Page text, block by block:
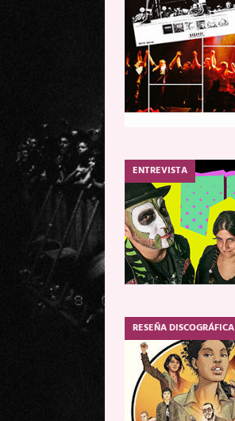
ENTREVISTA
RESEÑA DISCOGRÁFICA